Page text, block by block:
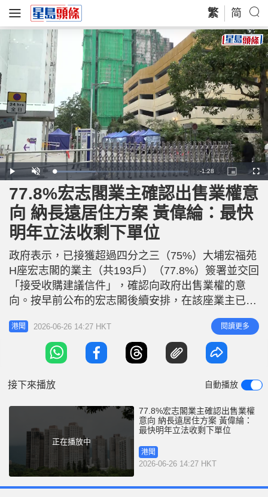
繁 简
P
l
y
U
n
u
t
e
L
o
a
d
e
d
:
3
1
.
4
6
R
e
m
n
-1:28
P
i
c
t
u
r
e
-
c
t
u
r
e
F
u
l
l
s
77.8%宏志閣業主確認出售業權意
向 納長遠居住方案 黃偉綸：最快
明年立法收剩下單位
政府表示，已接獲超過四分之三（75%）大埔宏福苑
H座宏志閣的業主（共193戶）（77.8%）簽署並交回
「接受收購建議信件」，確認向政府出售業權的意
向。按早前公布的宏志閣後續安排，在該座業主已達
成高度共識的情況下，現時適用於宏福苑A至G座的
長遠居住安排方案，會正式開放予宏志閣。 額外增
加近500個單位 來自粉嶺及觀塘安達臣 政府發言人表
示，宏志閣業主反應積極和正面，反映大部分業主認
港聞 2026-06-26 14:27 HKT 閱讀更多
接下來播放 自動播放
正在播放中
77.8%宏志閣業主確認出售業權
意向 納長遠居住方案 黃偉綸：
最快明年立法收剩下單位
港聞
2026-06-26 14:27 HKT